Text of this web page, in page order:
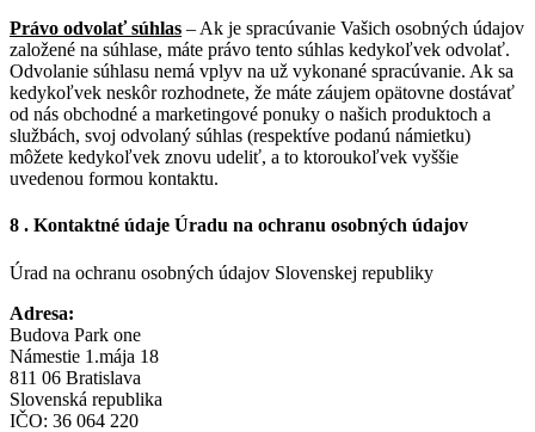
Právo odvolať súhlas – Ak je spracúvanie Vašich osobných údajov
založené na súhlase, máte právo tento súhlas kedykoľvek odvolať.
Odvolanie súhlasu nemá vplyv na už vykonané spracúvanie. Ak sa
kedykoľvek neskôr rozhodnete, že máte záujem opätovne dostávať
od nás obchodné a marketingové ponuky o našich produktoch a
službách, svoj odvolaný súhlas (respektíve podanú námietku)
môžete kedykoľvek znovu udeliť, a to ktoroukoľvek vyššie
uvedenou formou kontaktu.
8 . Kontaktné údaje Úradu na ochranu osobných údajov
Úrad na ochranu osobných údajov Slovenskej republiky
Adresa:
Budova Park one
Námestie 1.mája 18
811 06 Bratislava
Slovenská republika
IČO: 36 064 220